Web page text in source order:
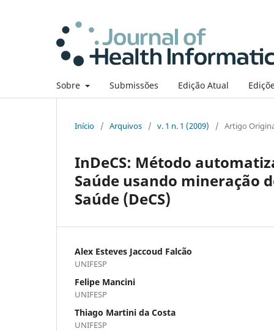
Sobre Submissões Edição Atual
Início / Arquivos / v. 1 n. 1 (2009) / Artigo
InDeCS: Método
Saúde usando mineração
Saúde (DeCS)
Alex Esteves Jaccoud Falcão
UNIFESP
Felipe Mancini
UNIFESP
Thiago Martini da Costa
UNIFESP